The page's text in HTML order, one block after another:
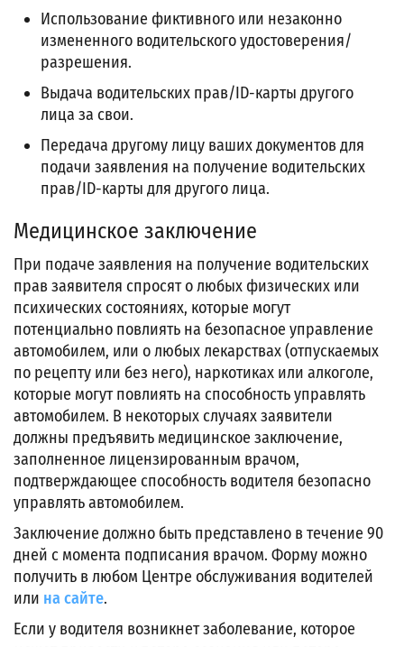
Использование фиктивного или незаконно
измененного водительского удостоверения/
разрешения.
Выдача водительских прав/ID-карты другого
лица за свои.
Передача другому лицу ваших документов для
подачи заявления на получение водительских
прав/ID-карты для другого лица.
Медицинское заключение
При подаче заявления на получение водительских
прав заявителя спросят о любых физических или
психических состояниях, которые могут
потенциально повлиять на безопасное управление
автомобилем, или о любых лекарствах (отпускаемых
по рецепту или без него), наркотиках или алкоголе,
которые могут повлиять на способность управлять
автомобилем. В некоторых случаях заявители
должны предъявить медицинское заключение,
заполненное лицензированным врачом,
подтверждающее способность водителя безопасно
управлять автомобилем.
Заключение должно быть представлено в течение 90
дней с момента подписания врачом. Форму можно
получить в любом Центре обслуживания водителей
или на сайте.
Если у водителя возникнет заболевание, которое